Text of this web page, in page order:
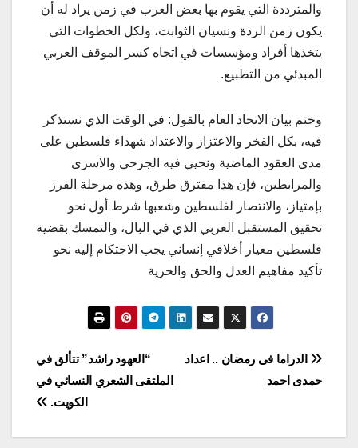
والمترددة التي يقوم بها بعض العرب في زمن يراد له أن
يكون زمن الردة ونسيان الثوابت، ولكل الخطوات التي
يتخذها أفراد ومؤسسات في اتجاه كسر الموقف العربي
المبدئي من التطبيع.
وختم بيان الاتحاد العام بالقول: في الوقت الذي نستذكر
فيه، بكل الفخر والاعتزاز والاعتداد شهداء فلسطين على
مدى العقود الماضية ونحيي فيه الجرحى والاسرى
والمرابطين، فإن هذا مفترق طرق، وهذه مرحلة الفرز
بإمتياز، والانتصار لفلسطين وشعبها شرط أول نحو
تحقيق المستقبل العربي الذي في البال، والتمسك بقضية
فلسطين معيار أخلاقي إنساني يجب الاحتكام إليه نحو
تأكيد مفاهيم العدل والحق والحرية
تصفّح
المقالات
“العهود راشد” تتألق في
الملتقى الشعري النسائي في
الكويت.
الدراما فى رمضان .. اعداد
حمدى احمد